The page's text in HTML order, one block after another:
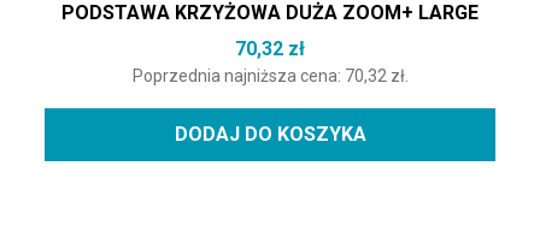
PODSTAWA KRZYŻOWA DUŻA ZOOM+ LARGE
70,32 zł
Poprzednia najniższa cena: 70,32 zł.
DODAJ DO KOSZYKA